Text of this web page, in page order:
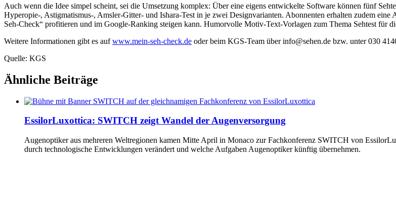
Auch wenn die Idee simpel scheint, sei die Umsetzung komplex: Über eine eigens entwickelte Software können fünf
Hyperopie-, Astigmatismus-, Amsler-Gitter- und Ishara-Test in je zwei Designvarianten. Abonnenten erhalten zudem
Seh-Check“ profitieren und im Google-Ranking steigen kann. Humorvolle Motiv-Text-Vorlagen zum Thema Sehtest für
Weitere Informationen gibt es aufwww.mein-seh-check.de oder beim KGS-Team über info@sehen.de bzw. unter 030
Quelle: KGS
Ähnliche Beiträge
EssilorLuxottica: SWITCH zeigt Wandel der Augenversorgung
Augenoptiker aus mehreren Weltregionen kamen Mitte April in Monaco zur Fachkonferenz SWITCH von
durch technologische Entwicklungen verändert und welche Aufgaben Augenoptiker künftig übernehmen.